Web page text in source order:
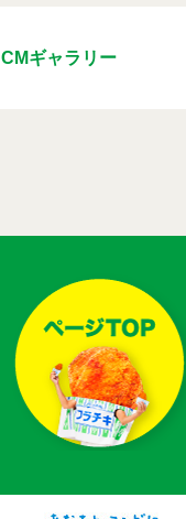
CMギャラリー